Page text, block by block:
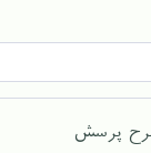
پرسش